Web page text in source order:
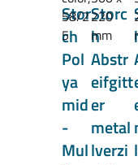
Stor
ch
Pol
ya
mid
-
Mul
Storc
h
Abstr
eifgitt
er
metal
lverzi